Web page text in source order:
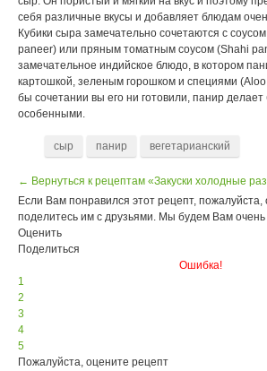
себя различные вкусы и добавляет блюдам
Кубики сыра замечательно сочетаются с
paneer) или пряным томатным соусом (Shahi
замечательное индийское блюдо, в котором
картошкой, зеленым горошком и специями
бы сочетании вы его ни готовили, панир
особенными.
cыр панир вегетарианский
← Вернуться к рецептам «Закуски холодные
Если Вам понравился этот рецепт, пожалуйста,
поделитесь им с друзьями. Мы будем Вам
Оценить
Поделиться
Ошибка!
1
2
3
4
5
Пожалуйста, оцените рецепт